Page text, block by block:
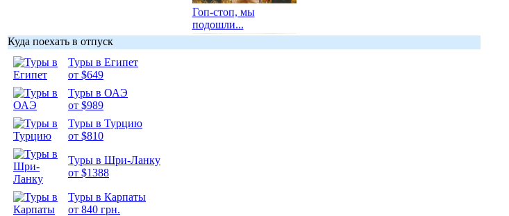
Гоп-стоп, мы
подошли...
Куда поехать в отпуск
Туры в Египет
от $649
Туры в ОАЭ
от $989
Туры в Турцию
от $810
Туры в Шри-Ланку
от $1388
Туры в Карпаты
от 840 грн.